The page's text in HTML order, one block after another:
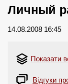
Личный
14.08.2008 16:45
Показати
Відгуки